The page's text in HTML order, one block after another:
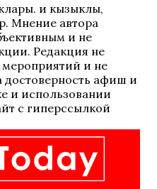
иң кызыклы,
Мнение автора
и не
Редакция не
мероприятий и не
достоверность афиш и
и использовании
с гиперссылкой